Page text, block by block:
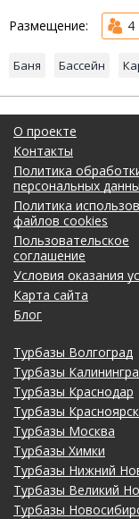
Размещение: 4
Баня Бассейн
О проекте
Контакты
Политика
персональных
Политика
файлов cookies
Пользовательское
соглашение
Условия оказания
Карта сайта
Блог
Турбазы Волгоград
Турбазы
Турбазы Краснодар
Турбазы Красноярск
Турбазы Москва
Турбазы Химки
Турбазы Нижний
Турбазы Великий
Турбазы